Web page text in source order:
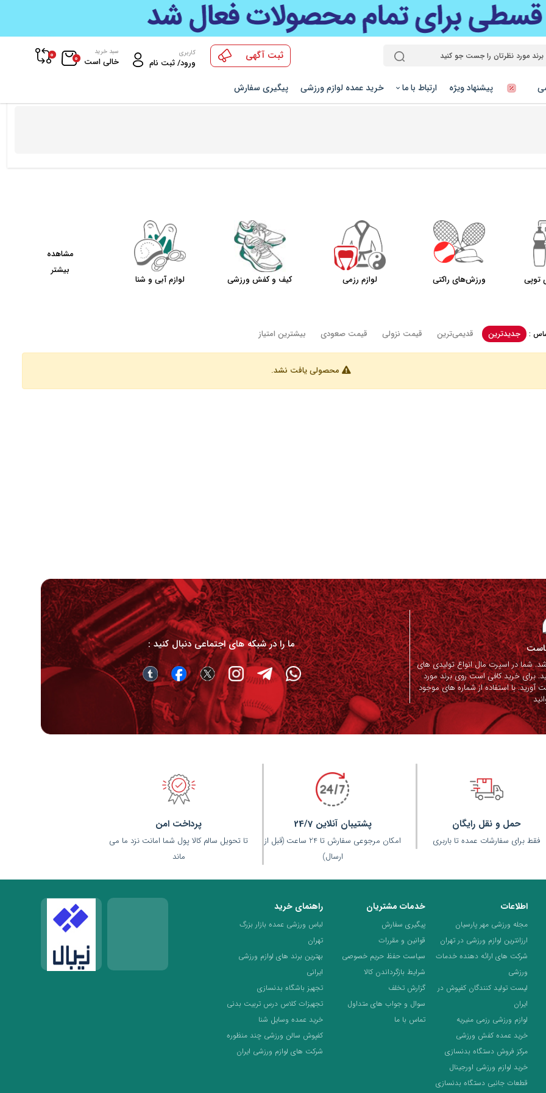
ثبت آگهی کاربری
ورود/ ثبت نام
سبد خرید
خالی است 0
0
پیشنهاد ویژه ارتباط با ما خرید عمده لوازم ورزشی پیگیری سفارش
توپی ورزش‌های راکتی لوازم رزمی کیف و کفش ورزشی لوازم آبی و شنا
مشاهده
بیشتر
: جدیدترین قدیمی‌ترین قيمت نزولی قيمت صعودی بیشترین امتیاز
محصولی یافت نشد.
شما در اسپرت مال انواع تولیدی های
برای خرید کافی است روی برند مورد
آورید. با استفاده از شماره های موجود
ما را در شبکه های اجتماعی دنبال کنید :
حمل و نقل رایگان
فقط برای سفارشات عمده تا باربری
پشتیبان آنلاین 24/7
امکان مرجوعی سفارش تا 24 ساعت (قبل از
ارسال)
پرداخت امن
تا تحویل سالم کالا پول شما امانت نزد ما می
ماند
اطلاعات
مجله ورزشی مهر پارسیان
ارزانترین لوازم ورزشی در تهران
شرکت های ارائه دهنده خدمات
ورزشی
لیست تولید کنندگان کفپوش در
ایران
لوازم ورزشی رزمی منیریه
خرید عمده کفش ورزشی
مرکز فروش دستگاه بدنسازی
خرید لوازم ورزشی اورجینال
قطعات جانبی دستگاه بدنسازی
خدمات مشتریان
پیگیری سفارش
قوانین و مقررات
سیاست حفظ حریم خصوصی
شرایط بازگرداندن کالا
گزارش تخلف
سوال و جواب های متداول
تماس با ما
راهنمای خرید
لباس ورزشی عمده بازار بزرگ
تهران
بهترین برند های لوازم ورزشی
ایرانی
تجهیز باشگاه بدنسازی
تجهیزات کلاس درس تربیت بدنی
خرید عمده وسایل شنا
کفپوش سالن ورزشی چند منظوره
شرکت های لوازم ورزشی ایران